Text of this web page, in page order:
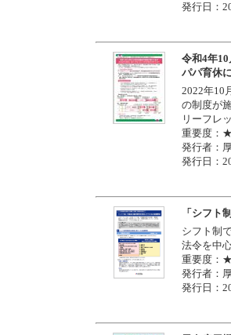
発行日：
令和4年
パパ育休
2022年10
の制度が
リーフレ
重要度
発行者：
発行日：
「シフト
シフト制
法令を中
重要度
発行者：
発行日：